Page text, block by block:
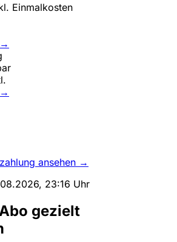
Einmalkosten
ansehen →
23:16 Uhr
gezielt